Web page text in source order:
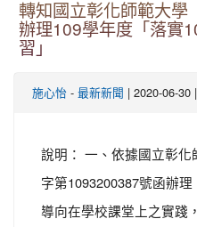
轉知國立彰化師範大學
辦理109學年度「落實
習」
施心怡 - 最新新聞 | 2020-06-30
說明： 一、依據國立彰
字第1093200387號函辦
導向在學校課堂上之實踐